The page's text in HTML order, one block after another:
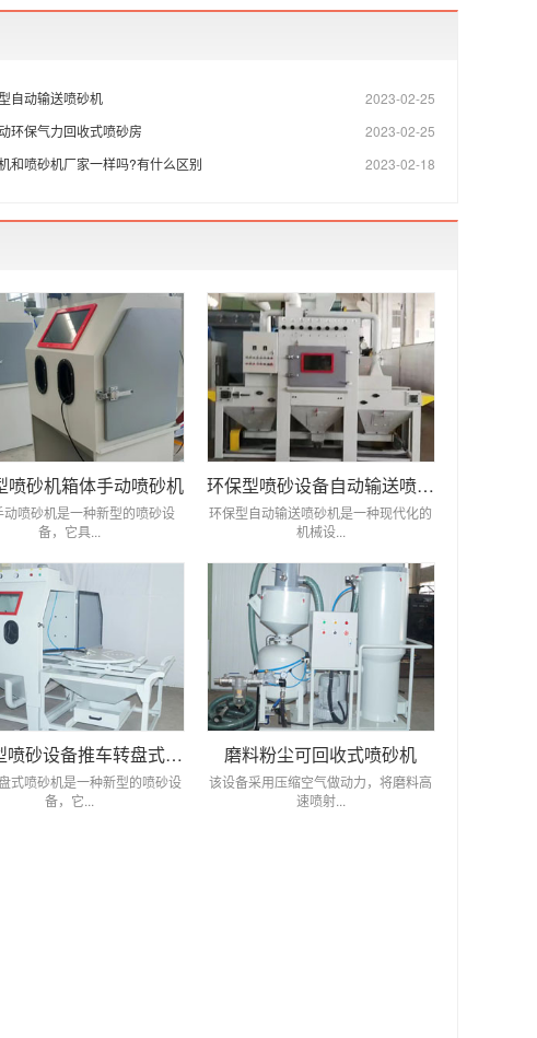
2023-02-25
自动输送喷砂机
2023-02-25
环保气力回收式喷砂房
2023-02-18
和喷砂机厂家一样吗?有什么区别
喷砂机箱体手动喷砂机
动喷砂机是一种新型的喷砂设
备，它具...
环保型喷砂设备自动输送喷砂机
环保型自动输送喷砂机是一种现代化的
机械设...
环保型喷砂设备推车转盘式喷砂机
式喷砂机是一种新型的喷砂设
备，它...
磨料粉尘可回收式喷砂机
该设备采用压缩空气做动力，将磨料高
速喷射...